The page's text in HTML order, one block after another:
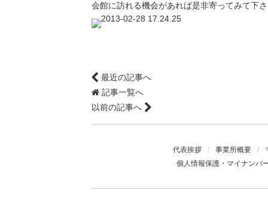
会館に訪れる機会があれば是非寄ってみて下
最近の記事へ
記事一覧へ
以前の記事へ
代表挨拶 / 事業所概要 /
個人情報保護・マイナンバ